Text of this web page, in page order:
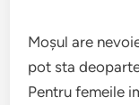
Moșul are
pot sta
Pentru femeile